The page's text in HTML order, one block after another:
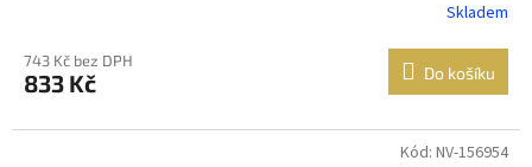
Skladem
743 Kč bez DPH
833 Kč Do košíku
Kód: NV-156954